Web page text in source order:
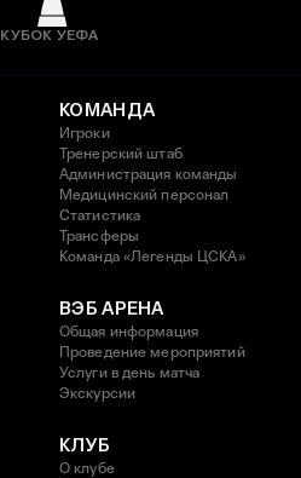
КУБОК УЕФА
КОМАНДА
Игроки
Тренерский штаб
Администрация команды
Медицинский персонал
Статистика
Трансферы
Команда «Легенды ЦСКА»
ВЭБ АРЕНА
Общая информация
Проведение мероприятий
Услуги в день матча
Экскурсии
КЛУБ
О клубе